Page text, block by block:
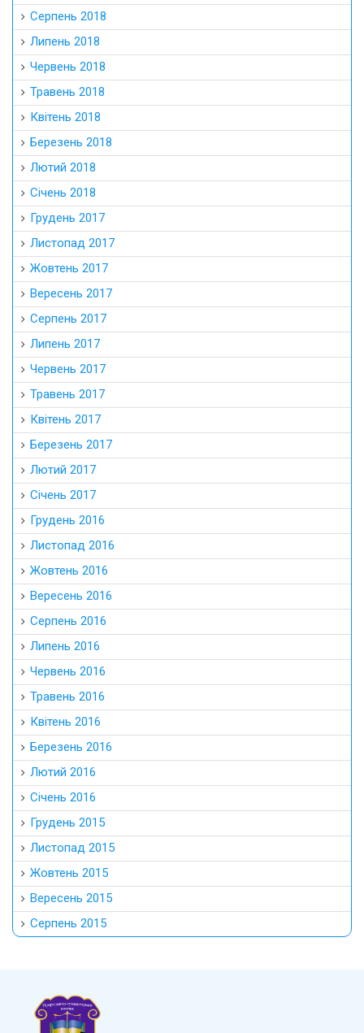
Серпень 2018
Липень 2018
Червень 2018
Травень 2018
Квітень 2018
Березень 2018
Лютий 2018
Січень 2018
Грудень 2017
Листопад 2017
Жовтень 2017
Вересень 2017
Серпень 2017
Липень 2017
Червень 2017
Травень 2017
Квітень 2017
Березень 2017
Лютий 2017
Січень 2017
Грудень 2016
Листопад 2016
Жовтень 2016
Вересень 2016
Серпень 2016
Липень 2016
Червень 2016
Травень 2016
Квітень 2016
Березень 2016
Лютий 2016
Січень 2016
Грудень 2015
Листопад 2015
Жовтень 2015
Вересень 2015
Серпень 2015